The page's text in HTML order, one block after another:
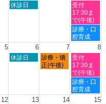
木
30th
休診日
土
曜
日,
8
月
1st
受付
17:30ま
で(午後)
土
曜
日,
月
1st
2026
診療・口
腔育成
5 6 7 8
木
6th
休診日
金
曜
7th
診療・矯
正(午後)
土
曜
日,
8
月
8th
受付
17:30ま
で(午後)
土
曜
日,
診療・口
腔育成
12 13 14 15